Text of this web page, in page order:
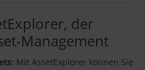
der
Management
Mit AssetExplorer können Sie